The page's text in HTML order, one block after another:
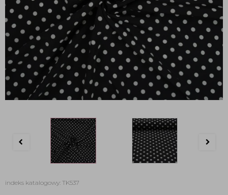
indeks katalogowy: TK537